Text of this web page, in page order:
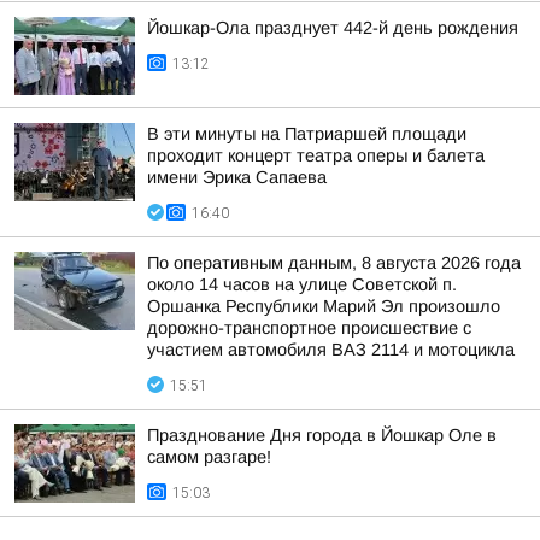
Йошкар-Ола празднует 442-й день рождения
13:12
В эти минуты на Патриаршей площади
проходит концерт театра оперы и балета
имени Эрика Сапаева
16:40
По оперативным данным, 8 августа 2026 года
около 14 часов на улице Советской п.
Оршанка Республики Марий Эл произошло
дорожно-транспортное происшествие с
участием автомобиля ВАЗ 2114 и мотоцикла
15:51
Празднование Дня города в Йошкар Оле в
самом разгаре!
15:03